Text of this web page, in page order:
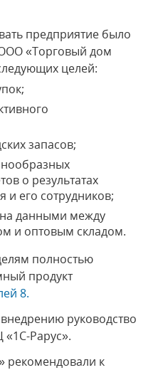
предприятие было
«Торговый дом
целей:
запасов;
о результатах
и его сотрудников;
данными между
и оптовым складом.
полностью
продукт
8.
руководство
Рарус».
рекомендовали к